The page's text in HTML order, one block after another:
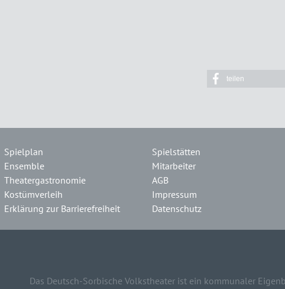
teilen
Spielplan
Ensemble
Theatergastronomie
Kostümverleih
Erklärung zur Barrierefreiheit
Spielstätten
Mitarbeiter
AGB
Impressum
Datenschutz
Das Deutsch-Sorbische Volkstheater ist ein kommunaler